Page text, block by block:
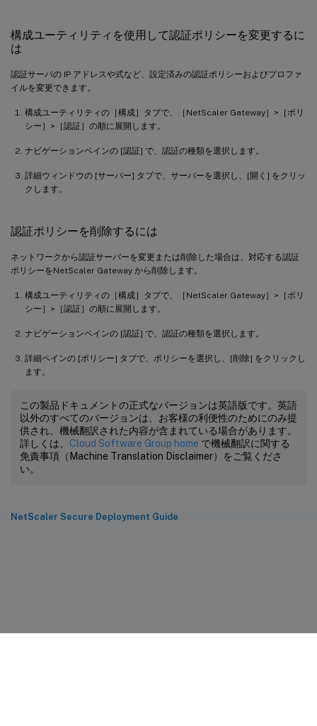
構成ユーティリティを使用して認証ポリシーを変更するに
は
認証サーバの IP アドレスや式など、設定済みの認証ポリシーおよびプロファ
イルを変更できます。
構成ユーティリティの［構成］タブで、［NetScaler Gateway］>［ポリ
シー］>［認証］の順に展開します。
ナビゲーションペインの [認証] で、認証の種類を選択します。
詳細ウィンドウの [サーバー] タブで、サーバーを選択し、[開く] をクリッ
クします。
認証ポリシーを削除するには
ネットワークから認証サーバーを変更または削除した場合は、対応する認証
ポリシーをNetScaler Gateway から削除します。
構成ユーティリティの［構成］タブで、［NetScaler Gateway］>［ポリ
シー］>［認証］の順に展開します。
ナビゲーションペインの [認証] で、認証の種類を選択します。
詳細ペインの [ポリシー] タブで、ポリシーを選択し、[削除] をクリックし
ます。
この製品ドキュメントの正式なバージョンは英語版です。英語
以外のすべてのバージョンは、お客様の利便性のためにのみ提
供され、機械翻訳された内容が含まれている場合があります。
詳しくは、 Cloud Software Group home で機械翻訳に関する
免責事項（Machine Translation Disclaimer）をご覧くださ
い。
NetScaler Secure Deployment Guide